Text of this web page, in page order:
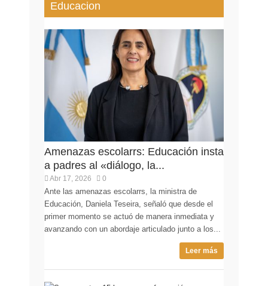
Educacion
Amenazas escolarrs: Educación insta
a padres al «diálogo, la...
Abr 17, 2026 0
Ante las amenazas escolarrs, la ministra de
Educación, Daniela Teseira, señaló que desde el
primer momento se actuó de manera inmediata y
avanzando con un abordaje articulado junto a los...
Leer más